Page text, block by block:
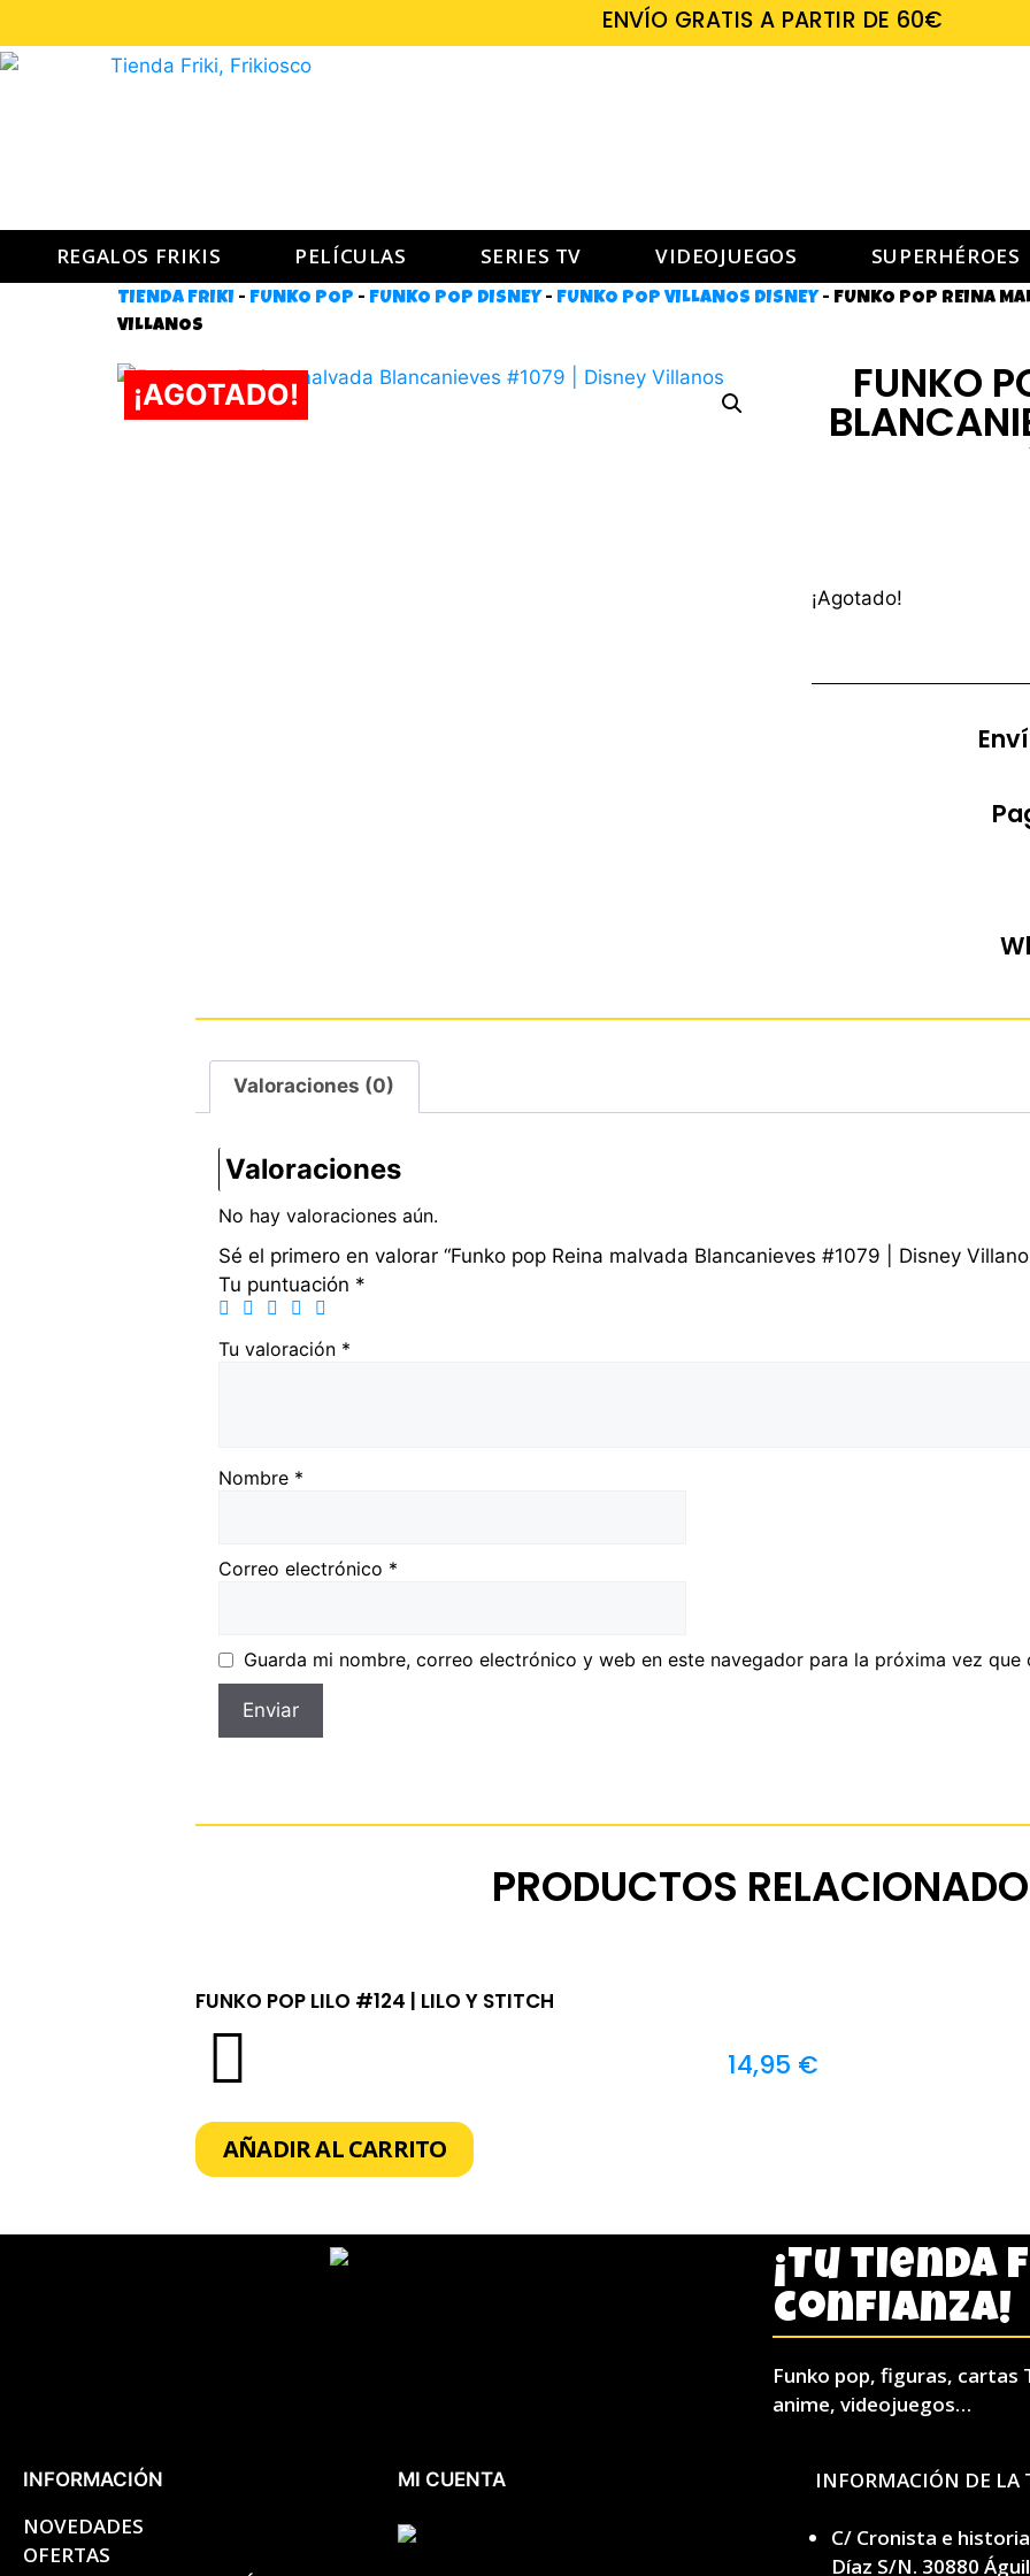
ENVÍO GRATIS A PARTIR DE 60€
REGALOS FRIKIS PELÍCULAS SERIES TV VIDEOJUEGOS SUPERHÉROES
TIENDA FRIKI - FUNKO POP - FUNKO POP DISNEY - FUNKO POP VILLANOS DISNEY - FUNKO POP REINA
VILLANOS
¡AGOTADO! FUNKO
¡Agotado!
Valoraciones (0)
Valoraciones
No hay valoraciones aún.
Sé el primero en valorar “Funko pop Reina malvada Blancanieves #1079 | Disney
Tu puntuación *
Tu valoración *
Nombre *
Correo electrónico *
Guarda mi nombre, correo electrónico y web en este navegador para la próxima vez que
PRODUCTOS
FUNKO POP LILO #124 | LILO Y STITCH
14,95 €
AÑADIR AL CARRITO
¡Tu tienda
confianza!
Funko pop, figuras, cartas
anime, videojuegos…
INFORMACIÓN
NOVEDADES
OFERTAS
MI CUENTA INFORMACIÓN DE LA
C/ Cronista e
Díaz S/N. 30880